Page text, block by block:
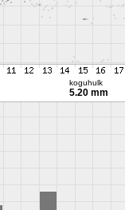
koguhulk
5.20 mm